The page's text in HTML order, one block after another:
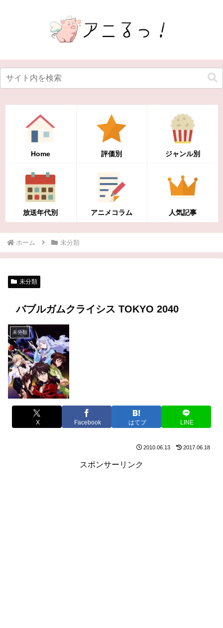
Home 評価別 ジャンル別
放送年代別 アニメコラム 人気記事
ホーム 未分類
未分類
バブルガムクライシス TOKYO 2040
未分類
X Facebook はてブ LINE
2010.06.13 2017.06.18
スポンサーリンク